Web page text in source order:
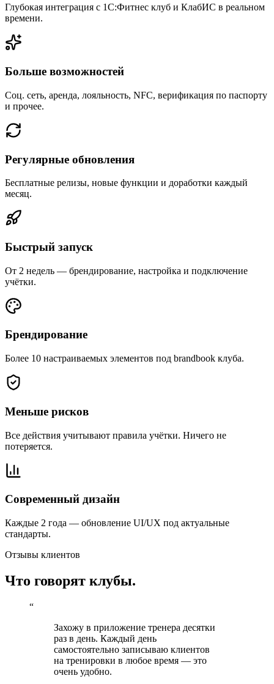
Глубокая интеграция с 1С:Фитнес клуб и КлабИС в реальном
времени.
Больше возможностей
Соц. сеть, аренда, лояльность, NFC, верификация по паспорту
и прочее.
Регулярные обновления
Бесплатные релизы, новые функции и доработки каждый
месяц.
Быстрый запуск
От 2 недель — брендирование, настройка и подключение
учётки.
Брендирование
Более 10 настраиваемых элементов под brandbook клуба.
Меньше рисков
Все действия учитывают правила учётки. Ничего не
потеряется.
Современный дизайн
Каждые 2 года — обновление UI/UX под актуальные
стандарты.
Отзывы клиентов
Что говорят клубы.
“
Захожу в приложение тренера десятки
раз в день. Каждый день
самостоятельно записываю клиентов
на тренировки в любое время — это
очень удобно.